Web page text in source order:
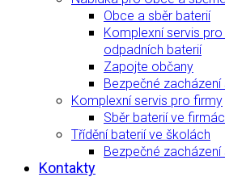
Obce a sběr baterií
Komplexní servis
odpadních baterií
Zapojte občany
Bezpečné
Komplexní servis pro firmy
Sběr baterií ve
Třídění baterií ve školách
Bezpečné
Kontakty